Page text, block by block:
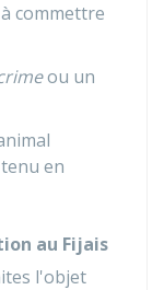
commettre
ou un
en
au Fijais
l'objet